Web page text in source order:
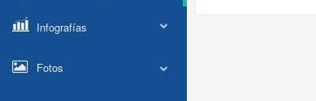
Infografías
Fotos